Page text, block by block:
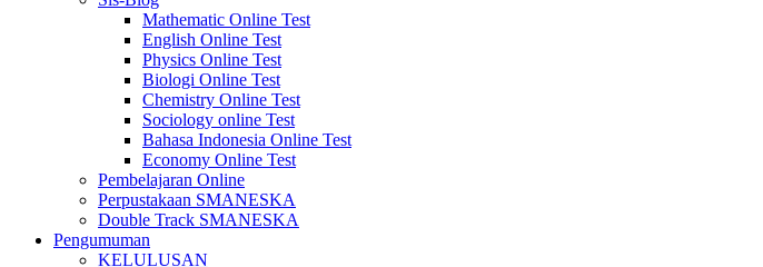
Mathematic Online Test
English Online Test
Physics Online Test
Biologi Online Test
Chemistry Online Test
Sociology online Test
Bahasa Indonesia Online Test
Economy Online Test
Pembelajaran Online
Perpustakaan SMANESKA
Double Track SMANESKA
Pengumuman
KELULUSAN